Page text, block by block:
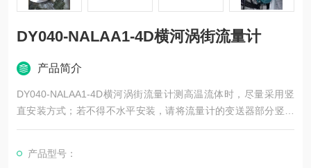
DY040-NALAA1-4D横河涡街流量计
产品简介
DY040-NALAA1-4D横河涡街流量计测高温流体时，尽量采用竖
直安装方式；若不得不水平安装，请将流量计的变送器部分竖直
向下，或水平侧装，避免温度过高；注意安装位置处空气流动或
产品型号：